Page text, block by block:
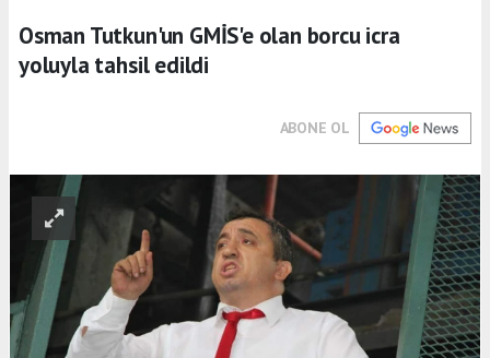
Osman Tutkun'un GMİS'e olan borcu icra
yoluyla tahsil edildi
ABONE OL